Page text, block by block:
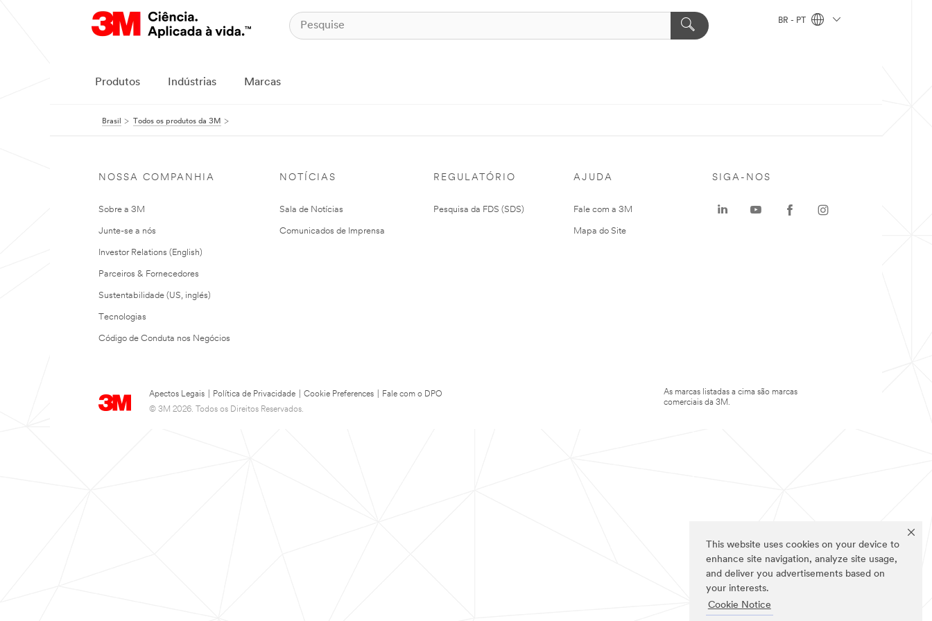
This website uses cookies on your device to
enhance site navigation, analyze site usage,
and deliver you advertisements based on
your interests.
Cookie Notice
BR - PT
Produtos Indústrias Marcas
Brasil Todos os produtos da 3M
NOSSA COMPANHIA
Sobre a 3M
Junte-se a nós
Investor Relations (English)
Parceiros & Fornecedores
Sustentabilidade (US, inglés)
Tecnologias
Código de Conduta nos Negócios
NOTÍCIAS
Sala de Notícias
Comunicados de Imprensa
REGULATÓRIO
Pesquisa da FDS (SDS)
AJUDA
Fale com a 3M
Mapa do Site
Apectos Legais Política de Privacidade Cookie Preferences
Fale com o DPO
© 3M 2026. Todos os Direitos Reservados.
SIGA-NOS
As marcas listadas a cima são marcas
comerciais da 3M.